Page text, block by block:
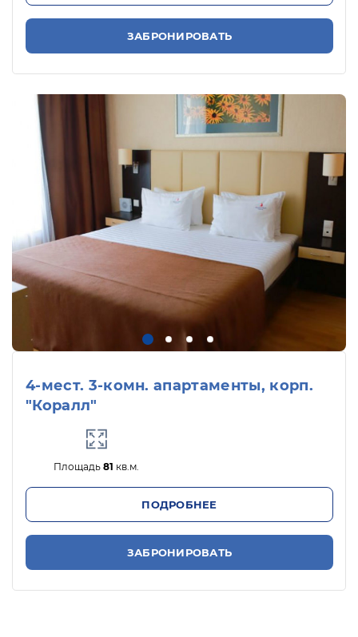
ЗАБРОНИРОВАТЬ
4-мест. 3-комн. апартаменты, корп.
"Коралл"
Площадь81 кв.м.
ПОДРОБНЕЕ
ЗАБРОНИРОВАТЬ